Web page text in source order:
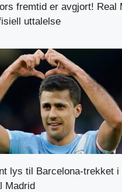
fremtid er avgjort! Real
uttalelse
lys til Barcelona-trekket i
Madrid